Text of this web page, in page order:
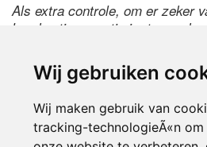
Wij gebruiken
Wij maken gebruik van
tracking-technologieÃ«n
Als extra controle, om er zeker
handmatige reactie is, typ
de code te wijzigen.